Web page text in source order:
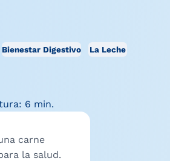
Bienestar Digestivo La Leche
6 min.
carne
la salud.